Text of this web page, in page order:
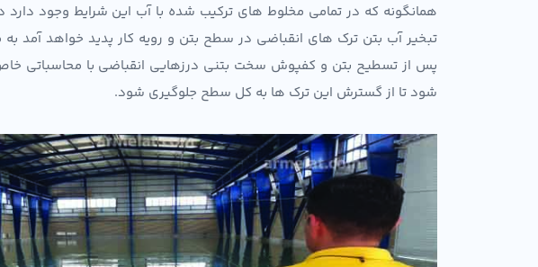
همانگونه که در تمامی مخلوط های ترکیب شده با آب این شرایط وجود
تبخیر آب بتن ترک های انقباضی در سطح بتن و رویه کار پدید خواهد آمد
پس از تسطیح بتن و کفپوش سخت بتنی درزهایی انقباضی با محاسباتی
شود تا از گسترش این ترک ها به کل سطح جلوگیری شود.